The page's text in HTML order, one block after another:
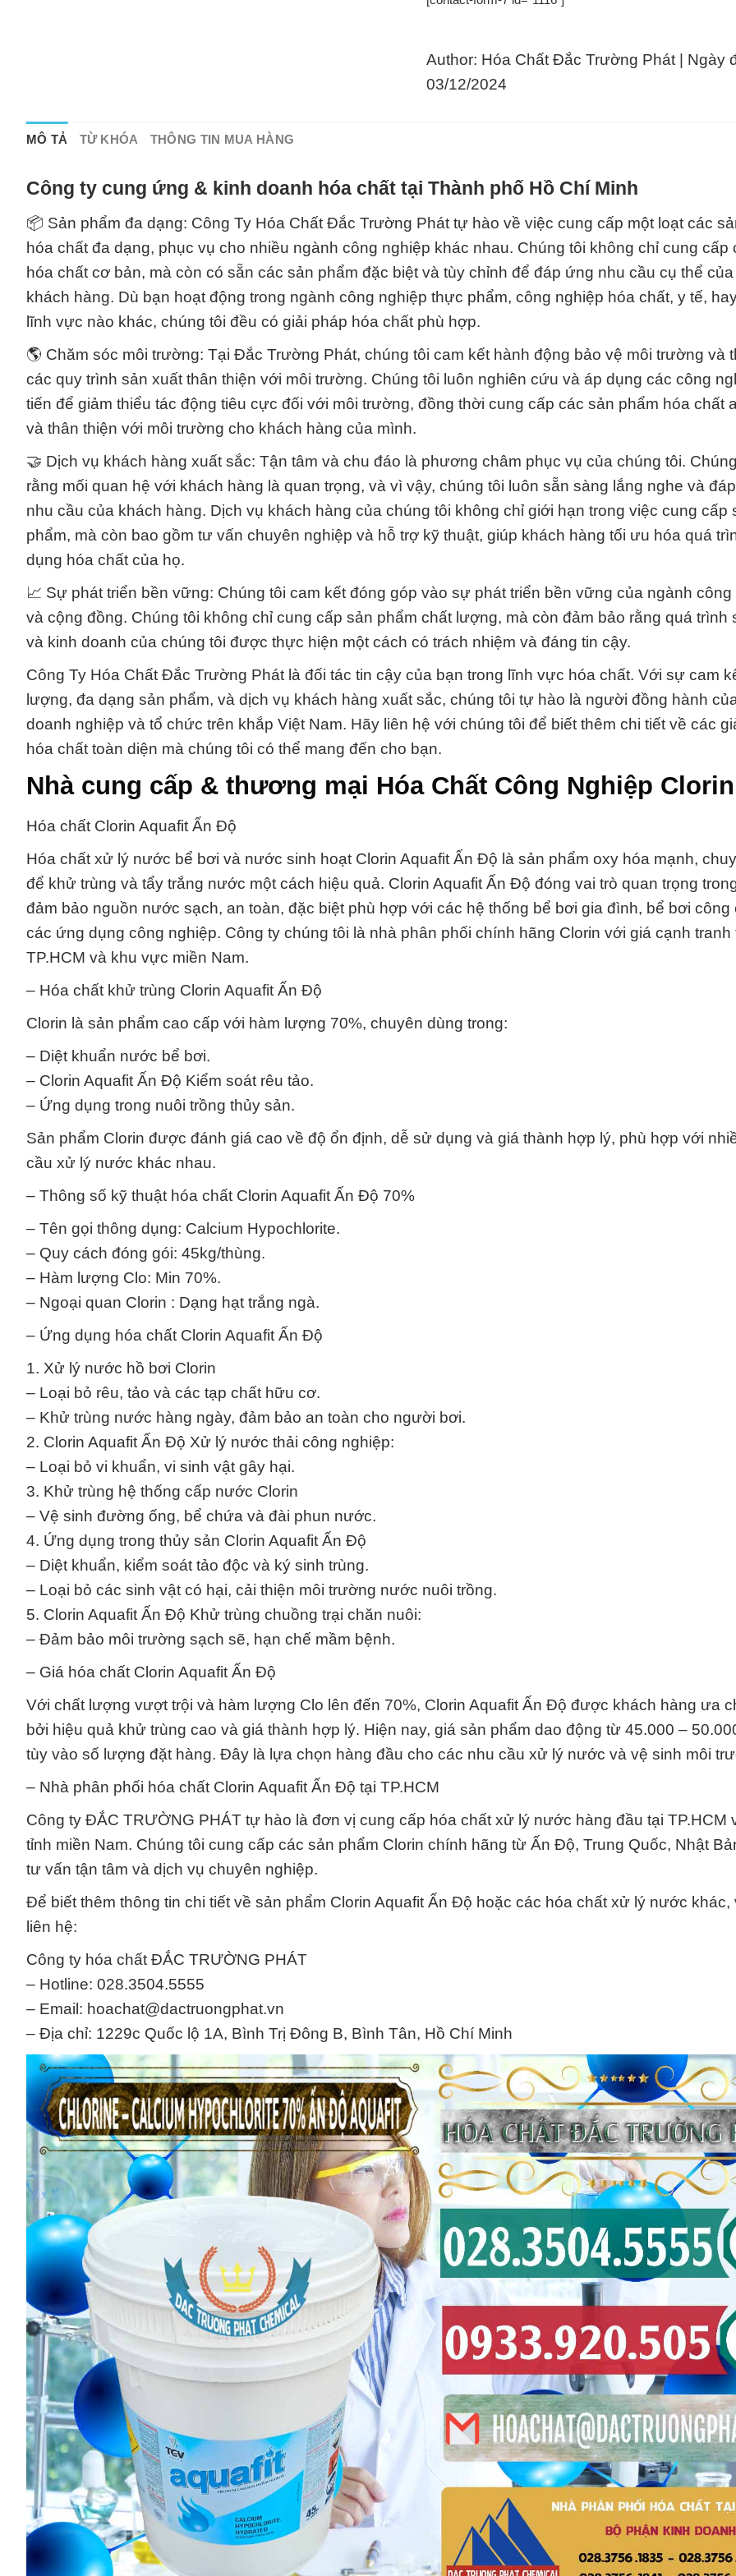
Author: Hóa Chất Đắc Trường Phát | Ngày
03/12/2024
MÔ TẢ TỪ KHÓA THÔNG TIN MUA HÀNG
Công ty cung ứng & kinh doanh hóa chất tại Thành phố Hồ Chí Minh
📦 Sản phẩm đa dạng: Công Ty Hóa Chất Đắc Trường Phát tự hào về việc cung cấp một loạt các
hóa chất đa dạng, phục vụ cho nhiều ngành công nghiệp khác nhau. Chúng tôi không chỉ cung cấp
hóa chất cơ bản, mà còn có sẵn các sản phẩm đặc biệt và tùy chỉnh để đáp ứng nhu cầu cụ thể
khách hàng. Dù bạn hoạt động trong ngành công nghiệp thực phẩm, công nghiệp hóa chất, y tế,
lĩnh vực nào khác, chúng tôi đều có giải pháp hóa chất phù hợp.
🌎 Chăm sóc môi trường: Tại Đắc Trường Phát, chúng tôi cam kết hành động bảo vệ môi trường và
các quy trình sản xuất thân thiện với môi trường. Chúng tôi luôn nghiên cứu và áp dụng các công
tiến để giảm thiểu tác động tiêu cực đối với môi trường, đồng thời cung cấp các sản phẩm hóa chất
và thân thiện với môi trường cho khách hàng của mình.
🤝 Dịch vụ khách hàng xuất sắc: Tận tâm và chu đáo là phương châm phục vụ của chúng tôi.
rằng mối quan hệ với khách hàng là quan trọng, và vì vậy, chúng tôi luôn sẵn sàng lắng nghe và
nhu cầu của khách hàng. Dịch vụ khách hàng của chúng tôi không chỉ giới hạn trong việc cung cấp
phẩm, mà còn bao gồm tư vấn chuyên nghiệp và hỗ trợ kỹ thuật, giúp khách hàng tối ưu hóa quá
dụng hóa chất của họ.
📈 Sự phát triển bền vững: Chúng tôi cam kết đóng góp vào sự phát triển bền vững của ngành công
và cộng đồng. Chúng tôi không chỉ cung cấp sản phẩm chất lượng, mà còn đảm bảo rằng quá trình
và kinh doanh của chúng tôi được thực hiện một cách có trách nhiệm và đáng tin cậy.
Công Ty Hóa Chất Đắc Trường Phát là đối tác tin cậy của bạn trong lĩnh vực hóa chất. Với sự cam
lượng, đa dạng sản phẩm, và dịch vụ khách hàng xuất sắc, chúng tôi tự hào là người đồng hành
doanh nghiệp và tổ chức trên khắp Việt Nam. Hãy liên hệ với chúng tôi để biết thêm chi tiết về các
hóa chất toàn diện mà chúng tôi có thể mang đến cho bạn.
Nhà cung cấp & thương mại Hóa Chất Công Nghiệp Clorin
Hóa chất Clorin Aquafit Ấn Độ
Hóa chất xử lý nước bể bơi và nước sinh hoạt Clorin Aquafit Ấn Độ là sản phẩm oxy hóa mạnh,
để khử trùng và tẩy trắng nước một cách hiệu quả. Clorin Aquafit Ấn Độ đóng vai trò quan trọng
đảm bảo nguồn nước sạch, an toàn, đặc biệt phù hợp với các hệ thống bể bơi gia đình, bể bơi công
các ứng dụng công nghiệp. Công ty chúng tôi là nhà phân phối chính hãng Clorin với giá cạnh tranh
TP.HCM và khu vực miền Nam.
– Hóa chất khử trùng Clorin Aquafit Ấn Độ
Clorin là sản phẩm cao cấp với hàm lượng 70%, chuyên dùng trong:
– Diệt khuẩn nước bể bơi.
– Clorin Aquafit Ấn Độ Kiểm soát rêu tảo.
– Ứng dụng trong nuôi trồng thủy sản.
Sản phẩm Clorin được đánh giá cao về độ ổn định, dễ sử dụng và giá thành hợp lý, phù hợp với
cầu xử lý nước khác nhau.
– Thông số kỹ thuật hóa chất Clorin Aquafit Ấn Độ 70%
– Tên gọi thông dụng: Calcium Hypochlorite.
– Quy cách đóng gói: 45kg/thùng.
– Hàm lượng Clo: Min 70%.
– Ngoại quan Clorin : Dạng hạt trắng ngà.
– Ứng dụng hóa chất Clorin Aquafit Ấn Độ
1. Xử lý nước hồ bơi Clorin
– Loại bỏ rêu, tảo và các tạp chất hữu cơ.
– Khử trùng nước hàng ngày, đảm bảo an toàn cho người bơi.
2. Clorin Aquafit Ấn Độ Xử lý nước thải công nghiệp:
– Loại bỏ vi khuẩn, vi sinh vật gây hại.
3. Khử trùng hệ thống cấp nước Clorin
– Vệ sinh đường ống, bể chứa và đài phun nước.
4. Ứng dụng trong thủy sản Clorin Aquafit Ấn Độ
– Diệt khuẩn, kiểm soát tảo độc và ký sinh trùng.
– Loại bỏ các sinh vật có hại, cải thiện môi trường nước nuôi trồng.
5. Clorin Aquafit Ấn Độ Khử trùng chuồng trại chăn nuôi:
– Đảm bảo môi trường sạch sẽ, hạn chế mầm bệnh.
– Giá hóa chất Clorin Aquafit Ấn Độ
Với chất lượng vượt trội và hàm lượng Clo lên đến 70%, Clorin Aquafit Ấn Độ được khách hàng ưa
bởi hiệu quả khử trùng cao và giá thành hợp lý. Hiện nay, giá sản phẩm dao động từ 45.000 –
tùy vào số lượng đặt hàng. Đây là lựa chọn hàng đầu cho các nhu cầu xử lý nước và vệ sinh môi
– Nhà phân phối hóa chất Clorin Aquafit Ấn Độ tại TP.HCM
Công ty ĐẮC TRƯỜNG PHÁT tự hào là đơn vị cung cấp hóa chất xử lý nước hàng đầu tại TP.HCM
tỉnh miền Nam. Chúng tôi cung cấp các sản phẩm Clorin chính hãng từ Ấn Độ, Trung Quốc, Nhật
tư vấn tận tâm và dịch vụ chuyên nghiệp.
Để biết thêm thông tin chi tiết về sản phẩm Clorin Aquafit Ấn Độ hoặc các hóa chất xử lý nước khác,
liên hệ:
Công ty hóa chất ĐẮC TRƯỜNG PHÁT
– Hotline: 028.3504.5555
– Email: hoachat@dactruongphat.vn
– Địa chỉ: 1229c Quốc lộ 1A, Bình Trị Đông B, Bình Tân, Hồ Chí Minh